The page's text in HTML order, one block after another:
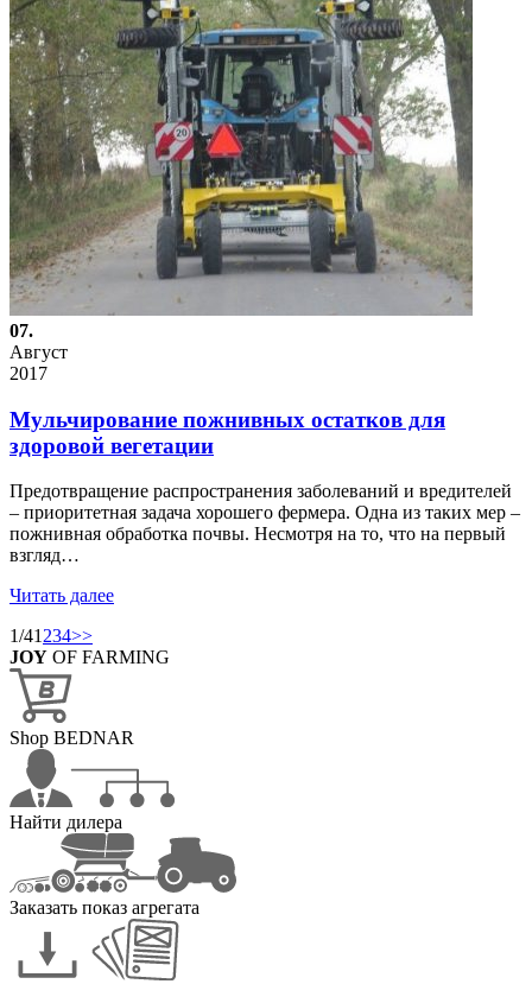
07.
Август
2017
Мульчирование пожнивных остатков для
здоровой вегетации
Предотвращение распространения заболеваний и вредителей
– приоритетная задача хорошего фермера. Одна из таких мер –
пожнивная обработка почвы. Несмотря на то, что на первый
взгляд…
Читать далее
1/41234>>
JOY OF FARMING
Shop BEDNAR
Найти дилера
Заказать показ агрегата